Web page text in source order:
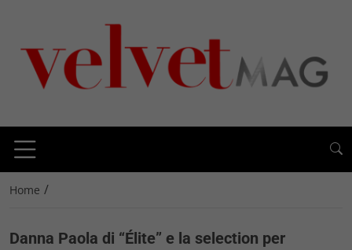
Home /
Danna Paola di “Élite” e la selection per